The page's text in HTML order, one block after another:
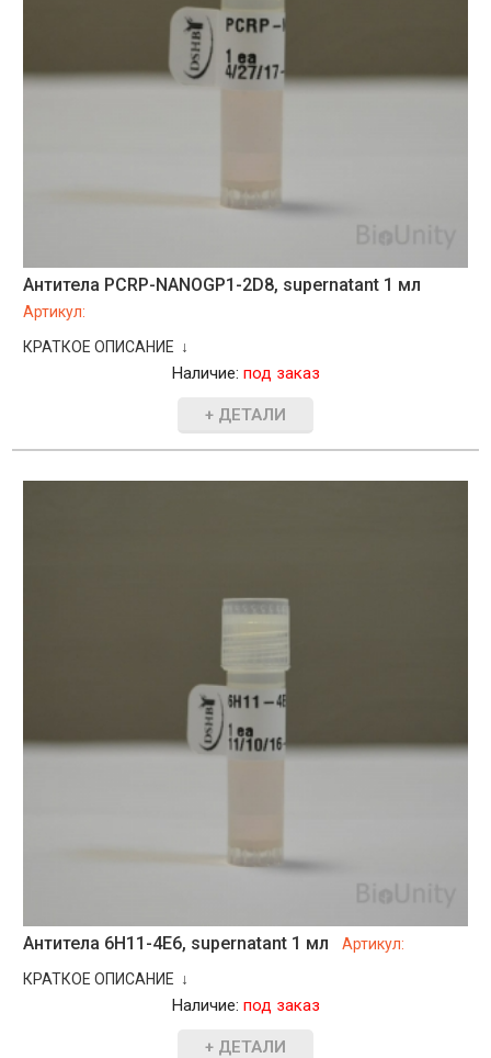
Антитела PCRP-NANOGP1-2D8, supernatant 1 мл
Артикул:
КРАТКОЕ ОПИСАНИЕ ↓
Наличие: под заказ
+ ДЕТАЛИ
Антитела 6H11-4E6, supernatant 1 мл
Артикул:
КРАТКОЕ ОПИСАНИЕ ↓
Наличие: под заказ
+ ДЕТАЛИ